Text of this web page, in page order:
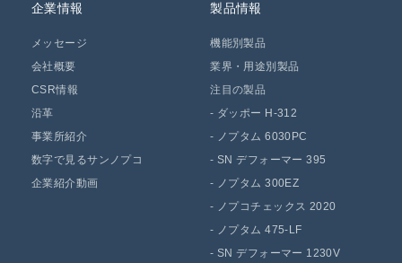
企業情報
メッセージ
会社概要
CSR情報
沿革
事業所紹介
数字で見るサンノプコ
企業紹介動画
製品情報
機能別製品
業界・用途別製品
注目の製品
- ダッポー H-312
- ノプタム 6030PC
-SN デフォーマー 395
- ノプタム 300EZ
- ノプコチェックス 2020
- ノプタム 475-LF
-SN デフォーマー 1230V